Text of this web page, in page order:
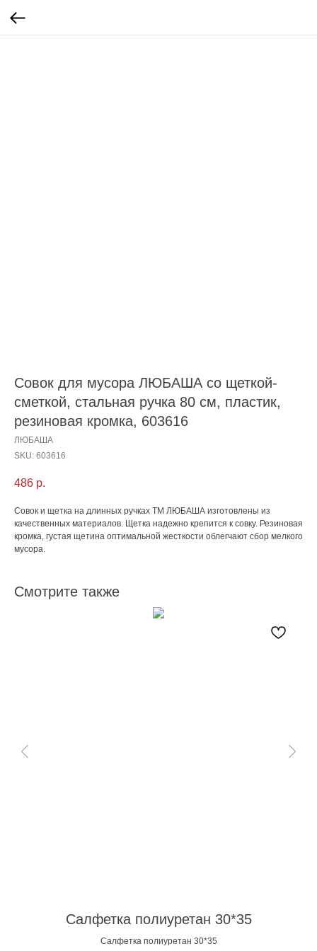
Совок для мусора ЛЮБАША со щеткой-
сметкой, стальная ручка 80 см, пластик,
резиновая кромка, 603616
ЛЮБАША
SKU: 603616
486 р.
Совок и щетка на длинных ручках ТМ ЛЮБАША изготовлены из
качественных материалов. Щетка надежно крепится к совку. Резиновая
кромка, густая щетина оптимальной жесткости облегчают сбор мелкого
мусора.
Смотрите также
Салфетка полиуретан 30*35
Салфетка полиуретан 30*35